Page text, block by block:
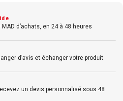
d’achats, en 24 à 48 heures
d’avis et échanger votre produit
un devis personnalisé sous 48